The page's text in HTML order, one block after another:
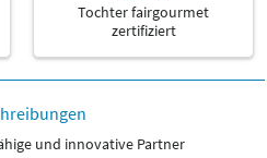
Tochter fairgourmet
zertifiziert
und innovative Partner